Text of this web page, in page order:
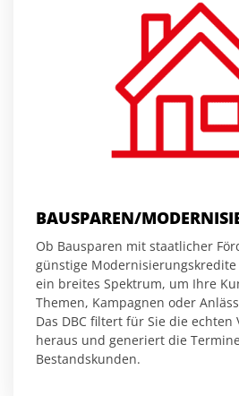
BAUSPAREN/
Ob Bausparen mit staatlicher
günstige
ein breites Spektrum, um Ihre
Themen, Kampagnen oder
Das DBC filtert für Sie die echten
heraus und generiert die
Bestandskunden.